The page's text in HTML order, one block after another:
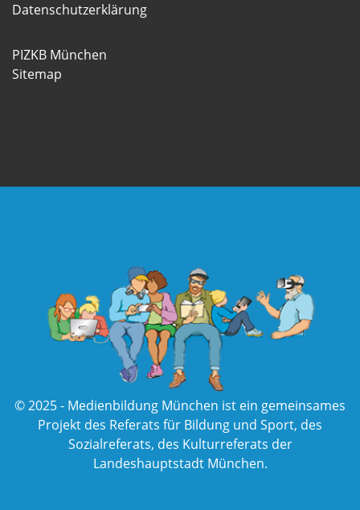
Datenschutzerklärung
PIZKB München
Sitemap
© 2025 - Medienbildung München ist ein gemeinsames
Projekt des Referats für Bildung und Sport, des
Sozialreferats, des Kulturreferats der
Landeshauptstadt München.